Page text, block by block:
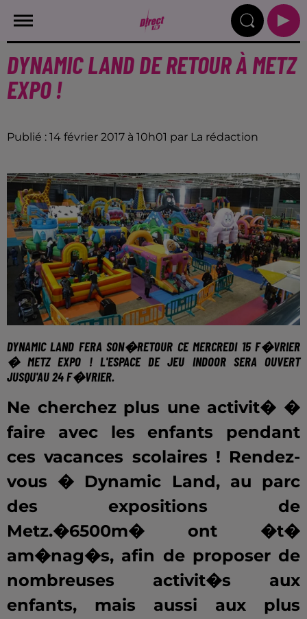
DYNAMIC LAND DE RETOUR À METZ
EXPO !
Publié : 14 février 2017 à 10h01 par La rédaction
DYNAMIC LAND FERA SON�RETOUR CE MERCREDI 15 F�VRIER
� METZ EXPO ! L'ESPACE DE JEU INDOOR SERA OUVERT
JUSQU'AU 24 F�VRIER.
Ne cherchez plus une activit� �
faire avec les enfants pendant
ces vacances scolaires ! Rendez-
vous � Dynamic Land, au parc
des expositions de
Metz.�6500m� ont �t�
am�nag�s, afin de proposer de
nombreuses activit�s aux
enfants, mais aussi aux plus